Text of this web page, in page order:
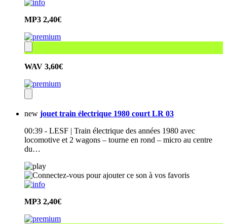
MP3 2,40€
WAV 3,60€
new jouet train électrique 1980 court LR 03
00:39 - LESF | Train électrique des années 1980 avec
locomotive et 2 wagons – tourne en rond – micro au centre
du…
MP3 2,40€